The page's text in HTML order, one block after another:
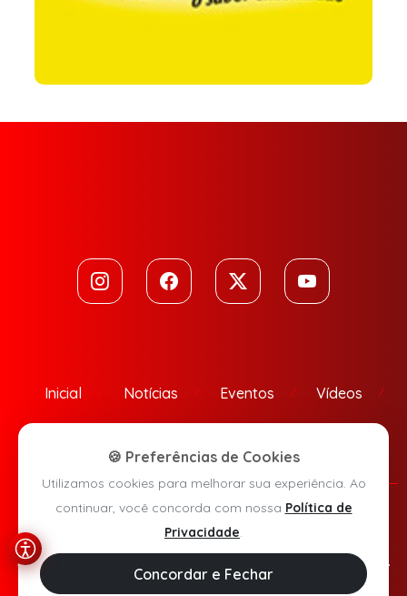
Inicial Notícias Eventos Vídeos
Política de Privacidade
Agora Sudoeste © 2026 - Todos os direitos reservados.
🍪 Preferências de Cookies
Utilizamos cookies para melhorar sua experiência. Ao
continuar, você concorda com nossa Política de
Privacidade.
Concordar e Fechar